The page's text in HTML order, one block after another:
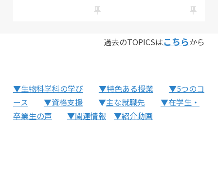
過去のTOPICSはこちらから
▼生物科学科の学び ▼特色ある授業
▼5つのコ
ース
▼資格支援 ▼主な就職先
▼在学生・
卒業生の声
▼関連情報 ▼紹介動画